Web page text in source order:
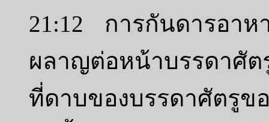
21:12 การกันดารอา
ผลาญต่อหน้าบรรดาศั
ที่ดาบของบรรดาศัต